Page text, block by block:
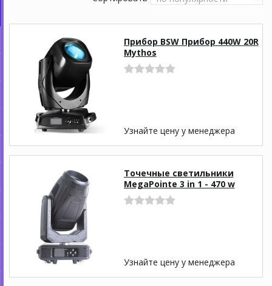
Прибор BSW Прибор 440W 20R
Mythos
Узнайте цену у менеджера
Точечные светильники
MegaPointe 3 in 1 - 470 w
Узнайте цену у менеджера